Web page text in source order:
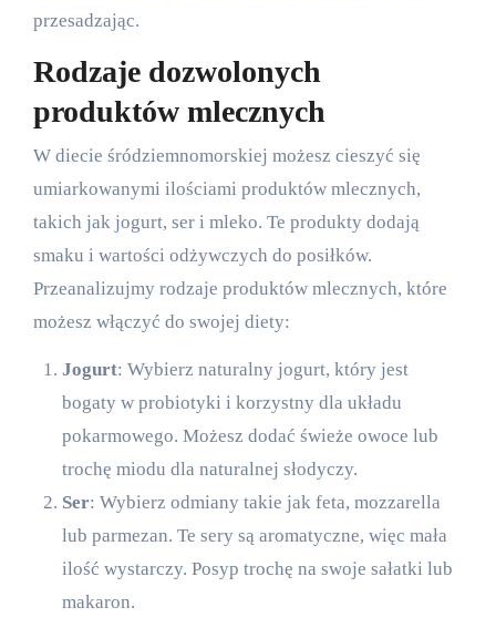
przesadzając.
Rodzaje dozwolonych
produktów mlecznych
W diecie śródziemnomorskiej możesz cieszyć się
umiarkowanymi ilościami produktów mlecznych,
takich jak jogurt, ser i mleko. Te produkty dodają
smaku i wartości odżywczych do posiłków.
Przeanalizujmy rodzaje produktów mlecznych, które
możesz włączyć do swojej diety:
Jogurt: Wybierz naturalny jogurt, który jest
bogaty w probiotyki i korzystny dla układu
pokarmowego. Możesz dodać świeże owoce lub
trochę miodu dla naturalnej słodyczy.
Ser: Wybierz odmiany takie jak feta, mozzarella
lub parmezan. Te sery są aromatyczne, więc mała
ilość wystarczy. Posyp trochę na swoje sałatki lub
makaron.